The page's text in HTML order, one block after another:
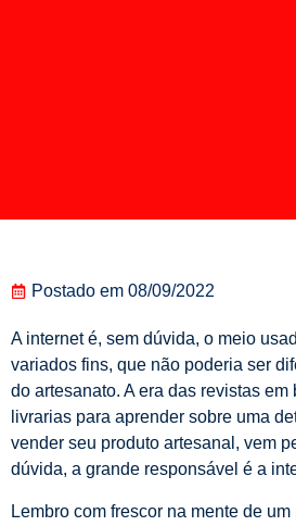
Postado em 08/09/2022
A internet é, sem dúvida, o meio
variados fins, que não poderia ser
do artesanato. A era das revistas
livrarias para aprender sobre uma
vender seu produto artesanal, vem
dúvida, a grande responsável é a
Lembro com frescor na mente de